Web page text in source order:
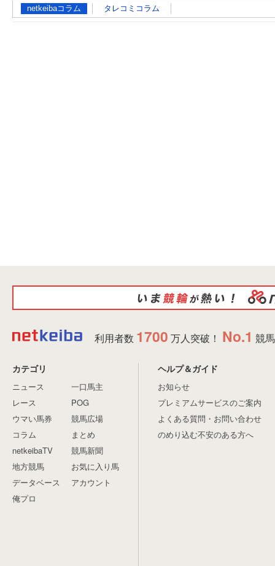
netkeibaコラム タレコミコラム
利用者数 1700 万人突破！ No.1 競
カテゴリ
ニュース
レース
ウマい馬券
コラム
netkeibaTV
地方競馬
データベース
俺プロ
一口馬主
POG
競馬広場
まとめ
競馬新聞
お気に入り馬
アカウント
ヘルプ＆ガイド
お知らせ
プレミアムサービスのご案内
よくある質問・お問い合わせ
のめり込む不安のある方へ